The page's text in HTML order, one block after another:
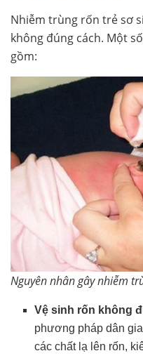
Nhiễm trùng rốn trẻ sơ
không đúng cách. Một
gồm:
Nguyên nhân gây nhiễm
Vệ sinh rốn không
phương pháp dân
các chất lạ lên rốn,